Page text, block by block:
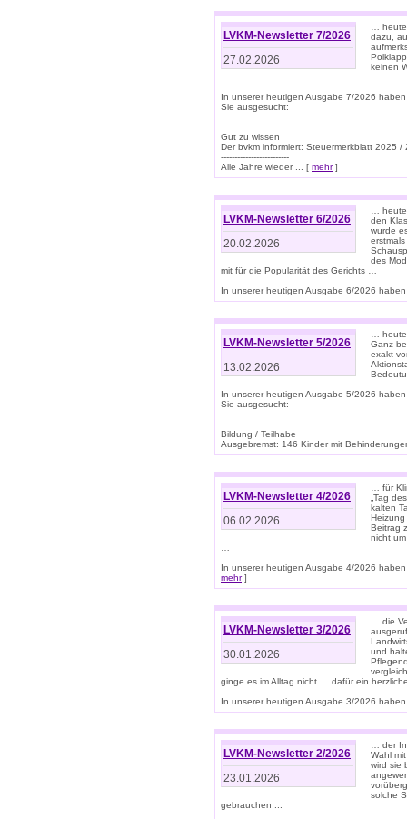
LVKM-Newsletter 7/2026
27.02.2026
…
dazu,
keinen
In unserer heutigen Ausgabe 7/2026
Sie ausgesucht:
Gut zu wissen
Der bvkm informiert: Steuermerkblatt 2025 /
-------------------------
Alle Jahre wieder ... [ mehr]
LVKM-Newsletter 6/2026
20.02.2026
…
den
wurde
des
mit für die Popularität des Gerichts …
In unserer heutigen Ausgabe 6/2026
LVKM-Newsletter 5/2026
13.02.2026
…
Ganz
exakt
In unserer heutigen Ausgabe 5/2026
Sie ausgesucht:
Bildung / Teilhabe
Ausgebremst: 146 Kinder mit
LVKM-Newsletter 4/2026
06.02.2026
… für
„Tag
kalten
Beitrag
nicht
In unserer heutigen Ausgabe 4/2026
mehr]
LVKM-Newsletter 3/2026
30.01.2026
… die
und
ginge es im Alltag nicht … dafür ein
In unserer heutigen Ausgabe 3/2026
LVKM-Newsletter 2/2026
23.01.2026
… der
Wahl
wird sie
solche
gebrauchen ...